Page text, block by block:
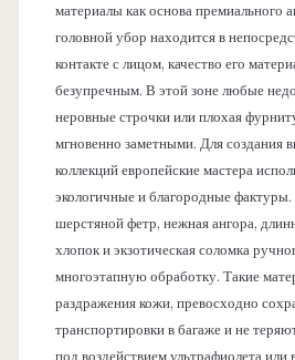
материалы как основа премиального
головной убор находится в
контакте с лицом, качество его
безупречным. В этой зоне любые
неровные строчки или плохая
мгновенно заметными. Для создания
коллекций европейские мастера
экологичные и благородные
шерстяной фетр, нежная ангора,
хлопок и экзотическая соломка
многоэтапную обработку. Такие
раздражения кожи, превосходно
транспортировки в багаже и не
под воздействием ультрафиолета или